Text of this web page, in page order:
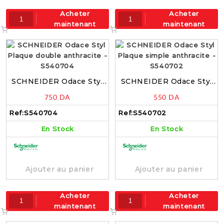
Acheter
maintenant
Acheter
maintenant
SCHNEIDER Odace Styl
– S540704
750 DA
Ref:S540704
En Stock
Ajouter au panier
Acheter
maintenant
SCHNEIDER Odace Styl
– S540702
550 DA
Ref:S540702
En Stock
Ajouter au panier
Acheter
maintenant